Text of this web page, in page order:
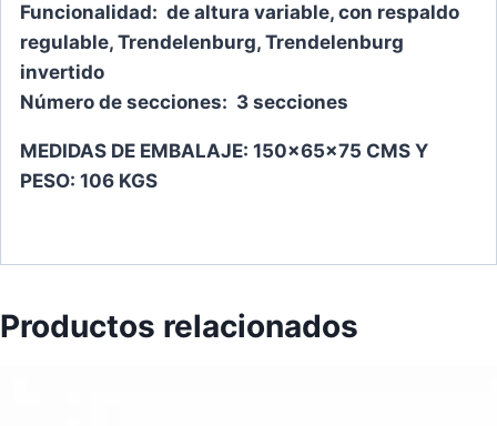
Funcionalidad: de altura variable, con respaldo
regulable, Trendelenburg, Trendelenburg
invertido
Número de secciones: 3 secciones
MEDIDAS DE EMBALAJE: 150x65x75 CMS Y
PESO: 106 KGS
Productos relacionados